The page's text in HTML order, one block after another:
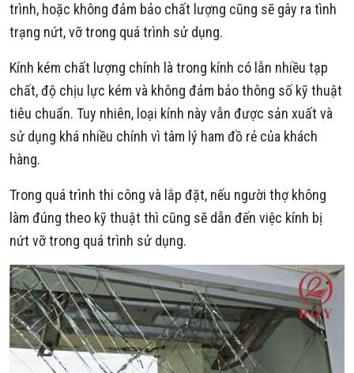
trình, hoặc không đảm bảo chất lượng cũng sẽ gây ra tình
trạng nứt, vỡ trong quá trình sử dụng.
Kính kém chất lượng chính là trong kính có lẫn nhiều tạp
chất, độ chịu lực kém và không đảm bảo thông số kỹ thuật
tiêu chuẩn. Tuy nhiên, loại kính này vẫn được sản xuất và
sử dụng khá nhiều chính vì tâm lý ham đồ rẻ của khách
hàng.
Trong quá trình thi công và lắp đặt, nếu người thợ không
làm đúng theo kỹ thuật thì cũng sẽ dẫn đến việc kính bị
nứt vỡ trong quá trình sử dụng.